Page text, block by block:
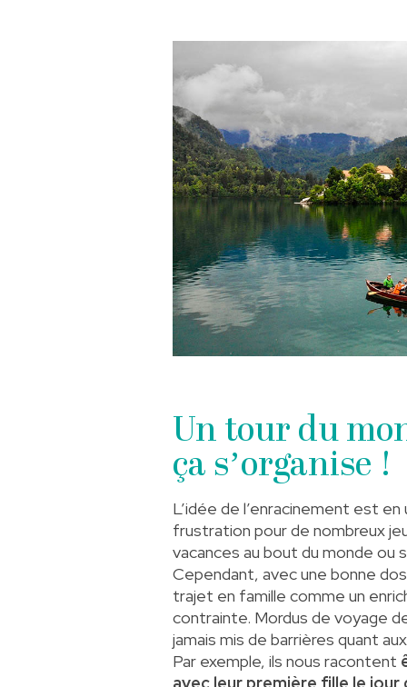
Un tour du
ça s’organise !
L’idée de l’enracinement est
frustration pour de nombreux
vacances au bout du monde ou
Cependant, avec une bonne
trajet en famille comme un
contrainte. Mordus de voyage
jamais mis de barrières quant
Par exemple, ils nous racontent